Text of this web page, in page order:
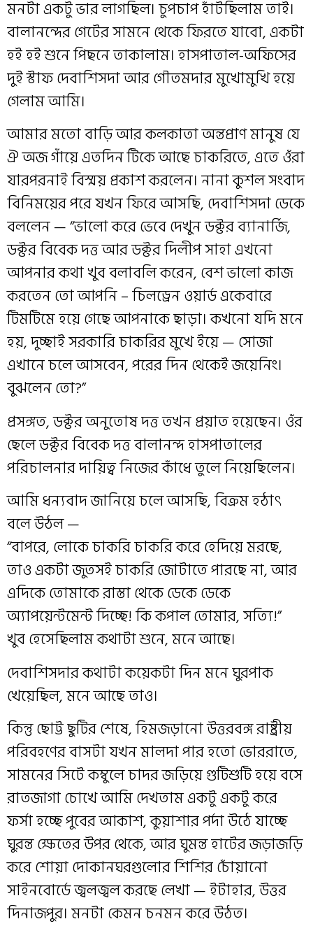
মনটা একটু ভার লাগছিল। চুপচাপ হাঁটছিলাম তাই।
বালানন্দের গেটের সামনে থেকে ফিরতে যাবো, একটা
হই হই শুনে পিছনে তাকালাম। হাসপাতাল-অফিসের
দুই স্টাফ দেবাশিসদা আর গৌতমদার মুখোমুখি হয়ে
গেলাম আমি।
আমার মতো বাড়ি আর কলকাতা অন্তপ্রাণ মানুষ যে
ঐ অজ গাঁয়ে এতদিন টিকে আছে চাকরিতে, এতে ওঁরা
যারপরনাই বিস্ময় প্রকাশ করলেন। নানা কুশল সংবাদ
বিনিময়ের পরে যখন ফিরে আসছি, দেবাশিসদা ডেকে
বললেন — “ভালো করে ভেবে দেখুন ডক্টর ব্যানার্জি,
ডক্টর বিবেক দত্ত আর ডক্টর দিলীপ সাহা এখনো
আপনার কথা খুব বলাবলি করেন, বেশ ভালো কাজ
করতেন তো আপনি – চিলড্রেন ওয়ার্ড একেবারে
টিমটিমে হয়ে গেছে আপনাকে ছাড়া। কখনো যদি মনে
হয়, দুচ্ছাই সরকারি চাকরির মুখে ইয়ে — সোজা
এখানে চলে আসবেন, পরের দিন থেকেই জয়েনিং।
বুঝলেন তো?”
প্রসঙ্গত, ডক্টর অনুতোষ দত্ত তখন প্রয়াত হয়েছেন। ওঁর
ছেলে ডক্টর বিবেক দত্ত বালানন্দ হাসপাতালের
পরিচালনার দায়িত্ব নিজের কাঁধে তুলে নিয়েছিলেন।
আমি ধন্যবাদ জানিয়ে চলে আসছি, বিক্রম হঠাৎ
বলে উঠল —
“বাপরে, লোকে চাকরি চাকরি করে হেদিয়ে মরছে,
তাও একটা জুতসই চাকরি জোটাতে পারছে না, আর
এদিকে তোমাকে রাস্তা থেকে ডেকে ডেকে
অ্যাপয়েন্টমেন্ট দিচ্ছে! কি কপাল তোমার, সত্যি!”
খুব হেসেছিলাম কথাটা শুনে, মনে আছে।
দেবাশিসদার কথাটা কয়েকটা দিন মনে ঘুরপাক
খেয়েছিল, মনে আছে তাও।
কিন্তু ছোট্ট ছুটির শেষে, হিমজড়ানো উত্তরবঙ্গ রাষ্ট্রীয়
পরিবহণের বাসটা যখন মালদা পার হতো ভোররাতে,
সামনের সিটে কম্বুলে চাদর জড়িয়ে গুটিশুটি হয়ে বসে
রাতজাগা চোখে আমি দেখতাম একটু একটু করে
ফর্সা হচ্ছে পুবের আকাশ, কুয়াশার পর্দা উঠে যাচ্ছে
ঘুরন্ত ক্ষেতের উপর থেকে, আর ঘুমন্ত হাটের জড়াজড়ি
করে শোয়া দোকানঘরগুলোর শিশির চোঁয়ানো
সাইনবোর্ডে জ্বলজ্বল করছে লেখা — ইটাহার, উত্তর
দিনাজপুর। মনটা কেমন চনমন করে উঠত।